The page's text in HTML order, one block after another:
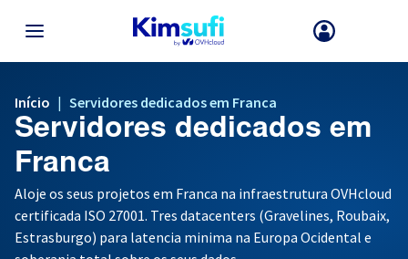
A sua escolha de país e/ou região pode alterar certos fatores como
moeda, preço e disponibilidade de produtos.
França
Início | Servidores dedicados em Franca
Servidores dedicados em
Franca
Aloje os seus projetos em Franca na infraestrutura OVHcloud
certificada ISO 27001. Tres datacenters (Gravelines, Roubaix,
Estrasburgo) para latencia minima na Europa Ocidental e